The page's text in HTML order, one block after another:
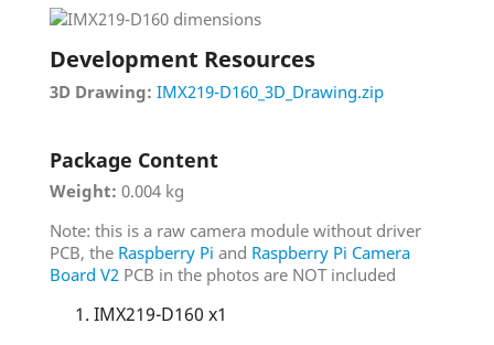
Development Resources
3D Drawing: IMX219-D160_3D_Drawing.zip
Package Content
Weight: 0.004 kg
Note: this is a raw camera module without driver
PCB, the Raspberry Pi and Raspberry Pi Camera
Board V2 PCB in the photos are NOT included
IMX219-D160 x1